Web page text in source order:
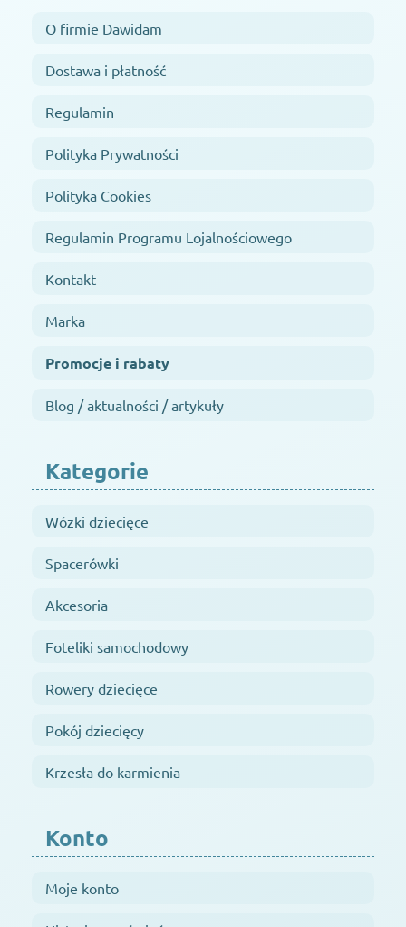
O firmie Dawidam
Dostawa i płatność
Regulamin
Polityka Prywatności
Polityka Cookies
Regulamin Programu Lojalnościowego
Kontakt
Marka
Promocje i rabaty
Blog / aktualności / artykuły
Kategorie
Wózki dziecięce
Spacerówki
Akcesoria
Foteliki samochodowy
Rowery dziecięce
Pokój dziecięcy
Krzesła do karmienia
Konto
Moje konto